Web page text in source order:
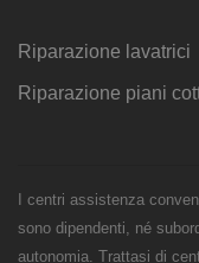
Riparazione lavatrici
Riparazione piani
I centri assistenza
sono dipendenti, né
autonomia. Trattasi di